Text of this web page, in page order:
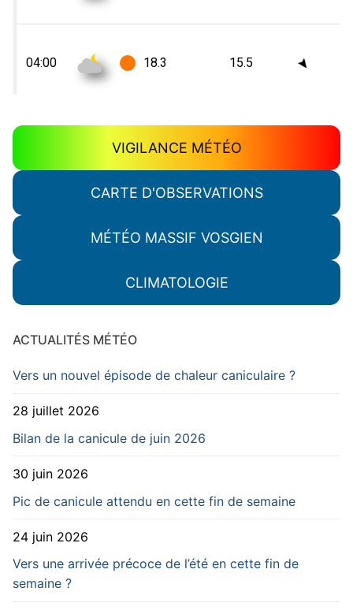
VIGILANCE MÉTÉO
CARTE D'OBSERVATIONS
MÉTÉO MASSIF VOSGIEN
CLIMATOLOGIE
ACTUALITÉS MÉTÉO
Vers un nouvel épisode de chaleur caniculaire ?
28 juillet 2026
Bilan de la canicule de juin 2026
30 juin 2026
Pic de canicule attendu en cette fin de semaine
24 juin 2026
Vers une arrivée précoce de l’été en cette fin de
semaine ?